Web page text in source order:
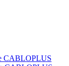
CABLOPLUS